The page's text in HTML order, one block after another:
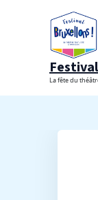
La fête du